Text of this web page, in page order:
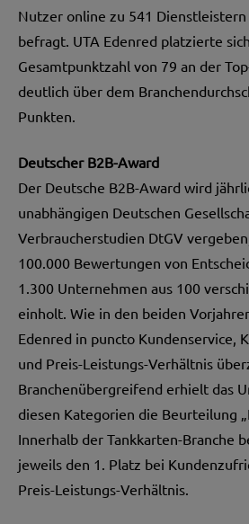
Nutzer online zu 541 Dienstleistern
befragt. UTA Edenred platzierte
Gesamtpunktzahl von 79 an der
deutlich über dem
Punkten.
Deutscher B2B-Award
Der Deutsche B2B-Award wird
unabhängigen Deutschen
Verbraucherstudien DtGV
100.000 Bewertungen von
1.300 Unternehmen aus 100
einholt. Wie in den beiden
Edenred in puncto Kundenservice,
und Preis-Leistungs-Verhältnis
Branchenübergreifend erhielt das
diesen Kategorien die Beurteilung
Innerhalb der Tankkarten-Branche
jeweils den 1. Platz bei
Preis-Leistungs-Verhältnis.